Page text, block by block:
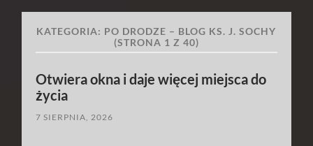
KATEGORIA: PO DRODZE – BLOG KS. J. SOCHY
(STRONA 1 Z 40)
Otwiera okna i daje więcej miejsca do
życia
7 SIERPNIA, 2026